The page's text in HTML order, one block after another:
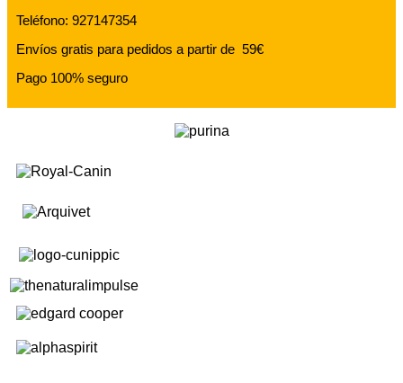
Teléfono: 927147354
Envíos gratis para pedidos a partir de 59€
Pago 100% seguro